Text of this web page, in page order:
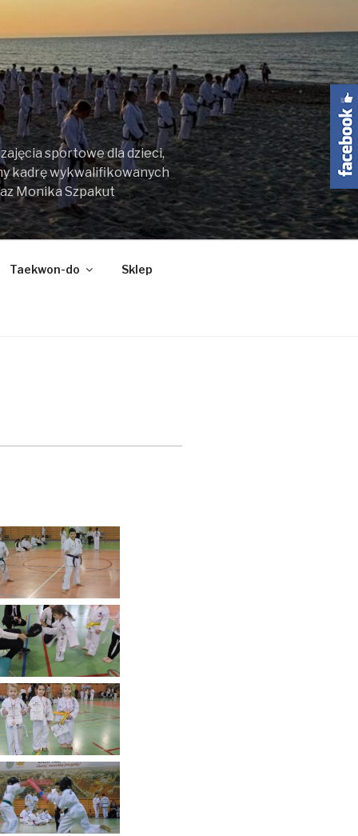
sportowe dla dzieci,
kadrę wykwalifikowanych
Monika Szpakut
Taekwon-do Sklep